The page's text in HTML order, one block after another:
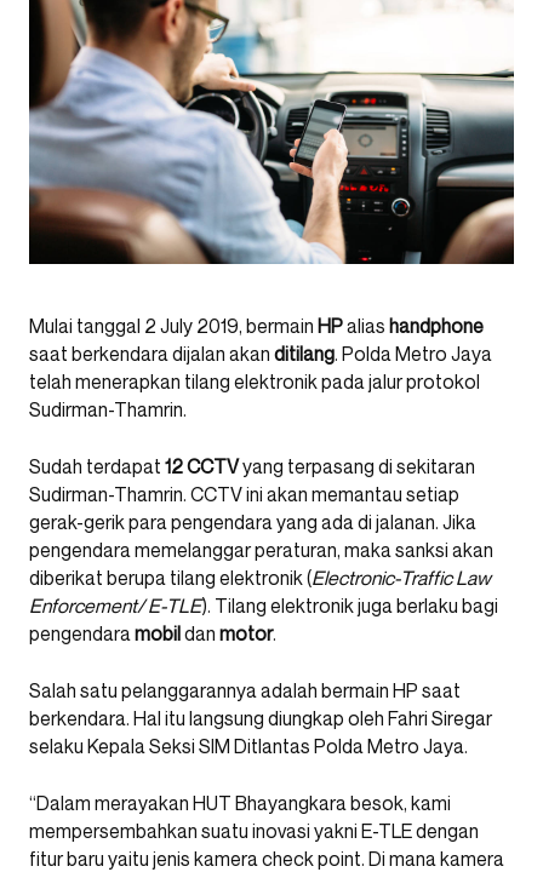
Mulai tanggal 2 July 2019, bermain HPalias handphone
saat berkendara dijalan akan ditilang. Polda Metro Jaya
telah menerapkan tilang elektronik pada jalur protokol
Sudirman-Thamrin.
Sudah terdapat 12 CCTVyang terpasang di sekitaran
Sudirman-Thamrin. CCTV ini akan memantau setiap
gerak-gerik para pengendara yang ada di jalanan. Jika
pengendara memelanggar peraturan, maka sanksi akan
diberikat berupa tilang elektronik (Electronic-Traffic Law
Enforcement/ E-TLE). Tilang elektronik juga berlaku bagi
pengendara mobildan motor.
Salah satu pelanggarannya adalah bermain HP saat
berkendara. Hal itu langsung diungkap oleh Fahri Siregar
selaku Kepala Seksi SIM Ditlantas Polda Metro Jaya.
“Dalam merayakan HUT Bhayangkara besok, kami
mempersembahkan suatu inovasi yakni E-TLE dengan
fitur baru yaitu jenis kamera check point. Di mana kamera